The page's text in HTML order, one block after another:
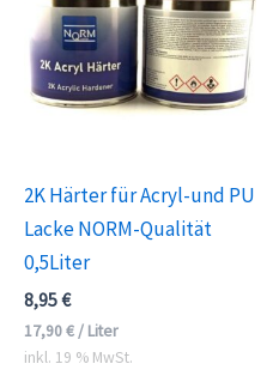
2K Härter für Acryl-und PU
Lacke NORM-Qualität
0,5Liter
8,95€
17,90€ / Liter
inkl. 19 % MwSt.